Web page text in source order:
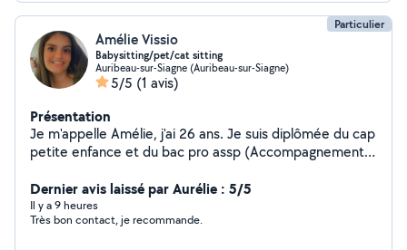
Particulier
Amélie Vissio
Babysitting/pet/cat sitting
Auribeau-sur-Siagne (Auribeau-sur-Siagne)
5/5 (1 avis)
Présentation
Je m'appelle Amélie, j'ai 26 ans. Je suis diplômée du cap
petite enfance et du bac pro assp (Accompagnement
de 20mois. Je suis disponible pour des babysitting ainsi
qu'aide a la personne. J'ai de l'expérience avec les
enfants âgés de 0 à 12 ans (ancienne auxiliaire petite
Dernier avis laissé par Aurélie : 5/5
Il y a 9 heures
Très bon contact, je recommande.